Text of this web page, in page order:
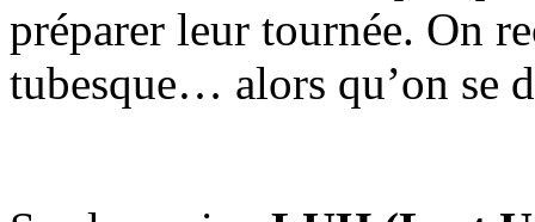
préparer leur tournée. On
tubesque… alors qu’on se